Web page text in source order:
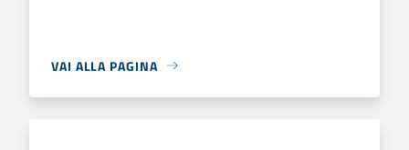
VAI ALLA PAGINA